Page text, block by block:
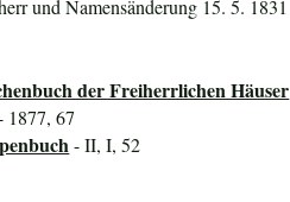
und Namensänderung 15. 5. 1831
der Freiherrlichen Häuser
1877, 67
- II, I, 52